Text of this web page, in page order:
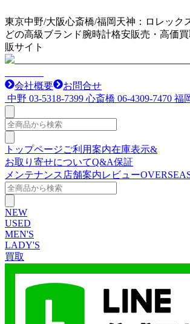
東京中野/大阪心斎橋/福岡天神：ロレック
どの高級ブランド腕時計格安販売・高価
販サイト
会社概要
お問合せ
中野 03-5318-7399 心斎橋 06-4309-7470 福
トップページご利用案内在庫表示&
お取り寄せについてQ&A保証
メンテナンス 店舗案内レビュー
NEW
USED
MEN'S
LADY'S
買取